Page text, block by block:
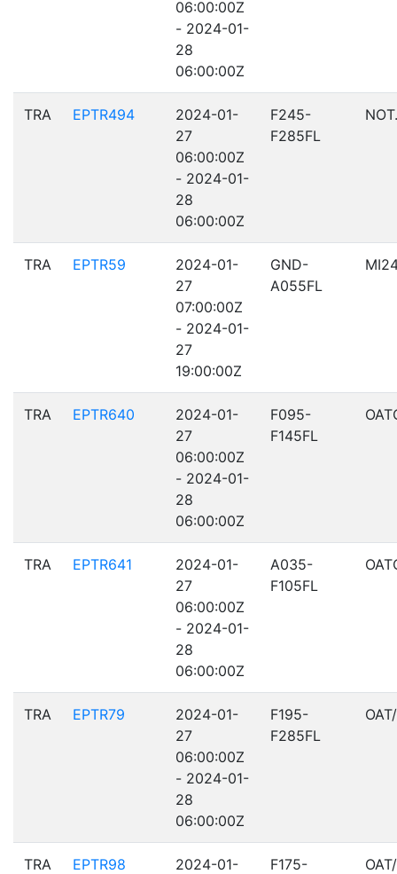
06:00:00Z
- 2024-01-
28
06:00:00Z
TRA EPTR494
2024-01-
27
06:00:00Z
- 2024-01-
28
06:00:00Z
F245-
F285FL
TRA EPTR59
2024-01-
27
07:00:00Z
- 2024-01-
27
19:00:00Z
GND-
A055FL
TRA EPTR640
2024-01-
27
06:00:00Z
- 2024-01-
28
06:00:00Z
F095-
F145FL
TRA EPTR641
2024-01-
27
06:00:00Z
- 2024-01-
28
06:00:00Z
A035-
F105FL
TRA EPTR79
2024-01-
27
06:00:00Z
- 2024-01-
28
06:00:00Z
F195-
F285FL
TRA EPTR98
2024-01-
F175-